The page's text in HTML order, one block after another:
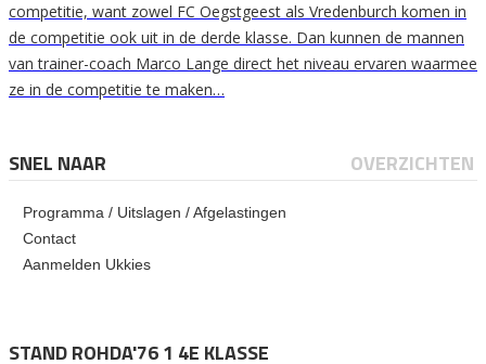
competitie, want zowel FC Oegstgeest als Vredenburch komen in
de competitie ook uit in de derde klasse. Dan kunnen de mannen
van trainer-coach Marco Lange direct het niveau ervaren waarmee
ze in de competitie te maken…
SNEL NAAR OVERZICHTEN
Programma / Uitslagen / Afgelastingen
Contact
Aanmelden Ukkies
STAND ROHDA'76 1 4E KLASSE